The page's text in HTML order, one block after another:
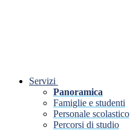
Servizi
Panoramica
Famiglie e studenti
Personale scolastico
Percorsi di studio